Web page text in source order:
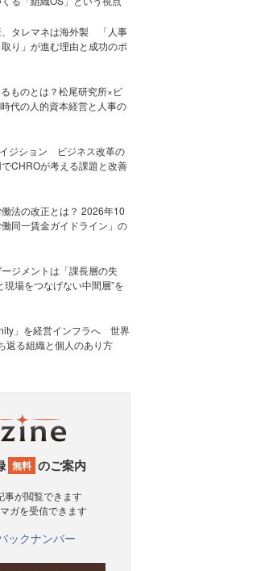
、タレマネは海外製 「人事
り」が進む理由と成功のポ
ものとは？松尾研究所×ビ
代の人的資本経営と人事の
ジション ビジネス改革の
CHROが考える課題と改善
法の改正とは？ 2026年10
同一賃金ガイドライン」の
ジメントは「課長層の失
場をつなげない中間層”を
」を経営インフラへ 世界
返る組織と個人のあり方
無料 のご案内
事が閲覧できます
ガを受信できます
ックナンバー